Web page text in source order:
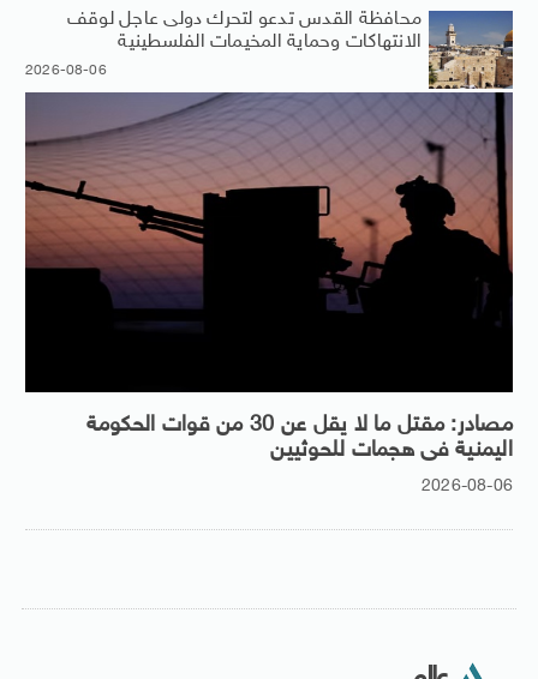
محافظة القدس تدعو لتحرك دولى عاجل لوقف
الانتهاكات وحماية المخيمات الفلسطينية
2026-08-06
مصادر: مقتل ما لا يقل عن 30 من قوات الحكومة
اليمنية فى هجمات للحوثيين
2026-08-06